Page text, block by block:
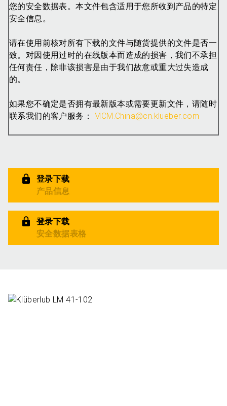
您的安全数据表。本文件包含适用于您所收到产品的特定
安全信息。
请在使用前核对所有下载的文件与随货提供的文件是否一
致。对因使用过时的在线版本而造成的损害，我们不承担
任何责任，除非该损害是由于我们故意或重大过失造成
的。
如果您不确定是否拥有最新版本或需要更新文件，请随时
联系我们的客户服务： MCM.China@cn.klueber.com
登录下载
产品信息
登录下载
安全数据表格